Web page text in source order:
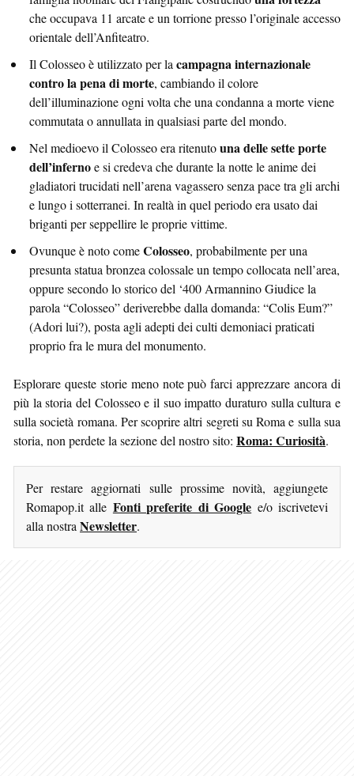
che occupava 11 arcate e un torrione presso l’originale accesso
orientale dell’Anfiteatro.
Il Colosseo è utilizzato per la campagna internazionale
contro la pena di morte, cambiando il colore
dell’illuminazione ogni volta che una condanna a morte viene
commutata o annullata in qualsiasi parte del mondo.
Nel medioevo il Colosseo era ritenutouna delle sette porte
dell’infernoe si credeva che durante la notte le anime dei
gladiatori trucidati nell’arena vagassero senza pace tra gli archi
e lungo i sotterranei. In realtà in quel periodo era usato dai
briganti per seppellire le proprie vittime.
Ovunque è noto comeColosseo, probabilmente per una
presunta statua bronzea colossale un tempo collocata nell’area,
oppure secondo lo storico del ‘400 Armannino Giudice la
parola “Colosseo” deriverebbe dalla domanda: “Colis Eum?”
(Adori lui?), posta agli adepti dei culti demoniaci praticati
proprio fra le mura del monumento.
Esplorare queste storie meno note può farci apprezzare ancora di
più la storia del Colosseo e il suo impatto duraturo sulla cultura e
sulla società romana. Per scoprire altri segreti su Roma e sulla sua
storia, non perdete la sezione del nostro sito: Roma: Curiosità.
Per restare aggiornati sulle prossime novità, aggiungete
Romapop.it alle Fonti preferite di Google e/o iscrivetevi
alla nostra Newsletter.